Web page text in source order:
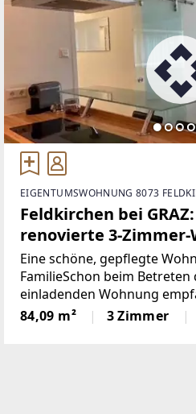
EIGENTUMSWOHNUNG 8073
Feldkirchen bei
renovierte 3-Zimmer-
Ruhelage mit
Loggia + Parkplatz
Eine schöne, gepflegte
FamilieSchon beim
einladenden Wohnung
großzügiges Vorzimmer, das
gestalteten Wohn- und
84,09 m² 3 Zimmer